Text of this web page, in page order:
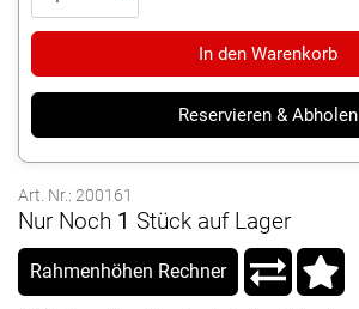
In den Warenkorb
Reservieren & Abholen
Art. Nr.: 200161
Nur Noch 1 Stück auf Lager
Rahmenhöhen Rechner